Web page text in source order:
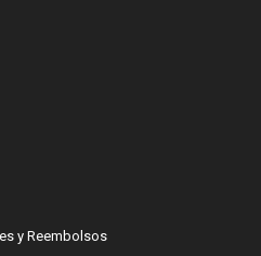
y Reembolsos